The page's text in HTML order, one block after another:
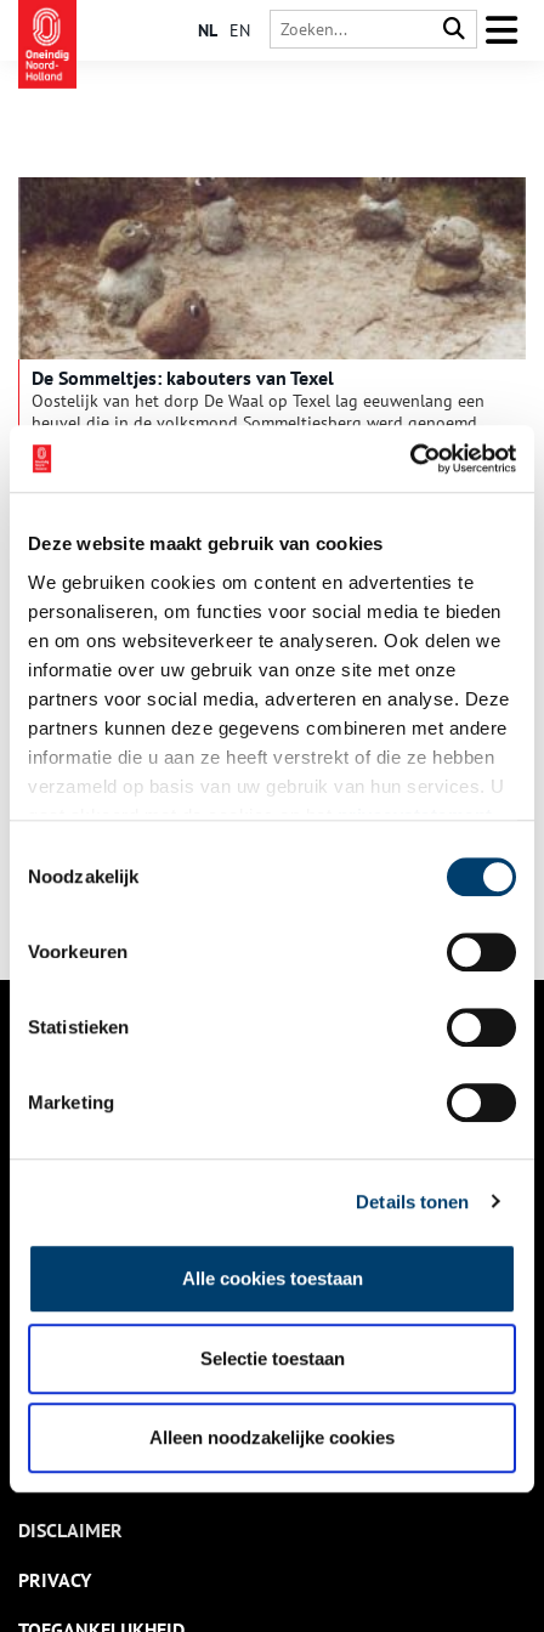
Deze website maakt gebruik van cookies
We gebruiken cookies om content en advertenties te
personaliseren, om functies voor social media te bieden
en om ons websiteverkeer te analyseren. Ook delen we
informatie over uw gebruik van onze site met onze
partners voor social media, adverteren en analyse. Deze
partners kunnen deze gegevens combineren met andere
informatie die u aan ze heeft verstrekt of die ze hebben
verzameld op basis van uw gebruik van hun services. U
Noodzakelijk
Voorkeuren
Statistieken
Marketing
Details tonen
Alle cookies toestaan
Selectie toestaan
Alleen noodzakelijke cookies
NL EN
De Sommeltjes: kabouters van Texel
Oostelijk van het dorp De Waal op Texel lag eeuwenlang een
heuvel die in de volksmond Sommeltjesberg werd genoemd.
De plaatselijke bevolking was ervan overtuigd dat er in de
heuvel Sommeltjes woonden, een soort geesten of
aardmannetjes. Deze Sommeltjes dansten in het maanlicht op
Sommeltjes stalen ook metalen voorwerpen en verstopten die
in de berg.
Grafheuvels met archeologische vondsten op de
Westerheide
Het blijft een apart gevoel om te wandelen op grond waar
zijn zeventien grafheuvels gevonden, waar bijzondere
archeologische vondsten zijn gedaan.
NIEUWS
KALENDER
ACTIVITEITEN
NIEUWSBRIEF
DISCLAIMER
PRIVACY